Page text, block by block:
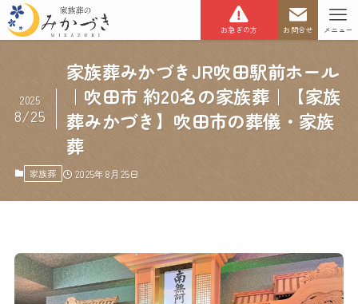
お急ぎの方 お問合せ メニュー
家族葬みかづきJR吹田駅前ホール
｜吹田市 約20名の家族葬｜【家族
葬みかづき】吹田市の葬儀・家族
葬
2025
8/25
家族葬 2025年8月25日